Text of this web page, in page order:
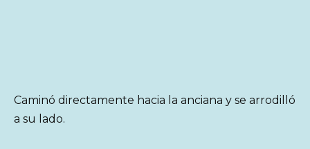
Caminó directamente hacia la anciana y se arrodilló
a su lado.